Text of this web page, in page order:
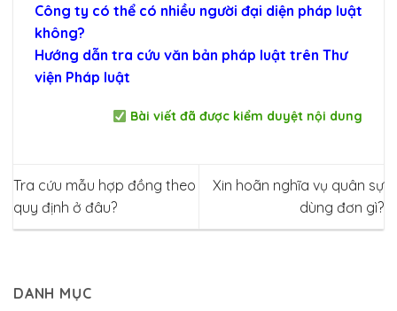
Công ty có thể có nhiều người đại diện pháp luật
không?
Hướng dẫn tra cứu văn bản pháp luật trên Thư
viện Pháp luật
Bài viết đã được kiểm duyệt nội dung
Tra cứu mẫu hợp đồng theo
quy định ở đâu?
Xin hoãn nghĩa vụ quân sự
dùng đơn gì?
DANH MỤC